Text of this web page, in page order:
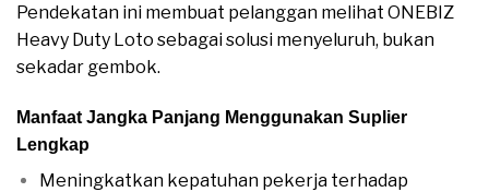
Pendekatan ini membuat pelanggan melihat ONEBIZ
Heavy Duty Loto sebagai solusi menyeluruh, bukan
sekadar gembok.
Manfaat Jangka Panjang Menggunakan Suplier
Lengkap
Meningkatkan kepatuhan pekerja terhadap